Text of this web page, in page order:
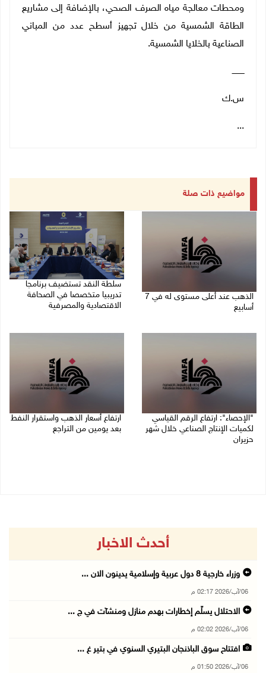
ومحطات معالجة مياه الصرف الصحي، بالإضافة إلى مشاريع
الطاقة الشمسية من خلال تجهيز أسطح عدد من المباني
الصناعية بالخلايا الشمسية.
ــــــــــ
س.ك
...
مواضيع ذات صلة
الذهب عند أعلى مستوى له في 7
أسابيع
سلطة النقد تستضيف برنامجا
تدريبيا متخصصا في الصحافة
الاقتصادية والمصرفية
"الإحصاء": ارتفاع الرقم القياسي
لكميات الإنتاج الصناعي خلال شهر
حزيران
ارتفاع أسعار الذهب واستقرار النفط
بعد يومين من التراجع
أحدث الاخبار
وزراء خارجية 8 دول عربية وإسلامية يدينون الان ...
06/آب/2026 02:17 م
الاحتلال يسلّم إخطارات بهدم منازل ومنشآت في ج ...
06/آب/2026 02:02 م
افتتاح سوق الباذنجان البتيري السنوي في بتير غ ...
06/آب/2026 01:50 م